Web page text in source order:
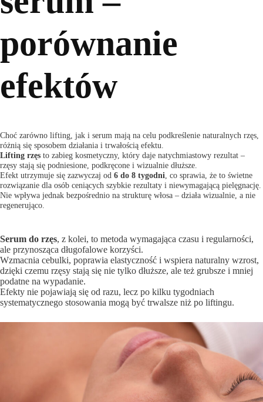
porównanie
efektów
Choć zarówno lifting, jak i serum mają na celu podkreślenie naturalnych rzęs,
różnią się sposobem działania i trwałością efektu.
Lifting rzęs to zabieg kosmetyczny, który daje natychmiastowy rezultat –
rzęsy stają się podniesione, podkręcone i wizualnie dłuższe.
Efekt utrzymuje się zazwyczaj od 6 do 8 tygodni , co sprawia, że to świetne
rozwiązanie dla osób ceniących szybkie rezultaty i niewymagającą pielęgnację.
Nie wpływa jednak bezpośrednio na strukturę włosa – działa wizualnie, a nie
regenerująco.
Serum do rzęs, z kolei, to metoda wymagająca czasu i regularności,
ale przynosząca długofalowe korzyści.
Wzmacnia cebulki, poprawia elastyczność i wspiera naturalny wzrost,
dzięki czemu rzęsy stają się nie tylko dłuższe, ale też grubsze i mniej
podatne na wypadanie.
Efekty nie pojawiają się od razu, lecz po kilku tygodniach
systematycznego stosowania mogą być trwalsze niż po liftingu.